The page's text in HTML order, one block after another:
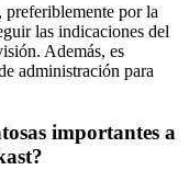
preferiblemente por la
las indicaciones del
Además, es
administración para
importantes a